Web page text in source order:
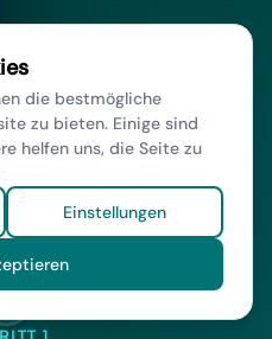
1
die bestmögliche
zu bieten. Einige sind
helfen uns, die Seite zu
Einstellungen